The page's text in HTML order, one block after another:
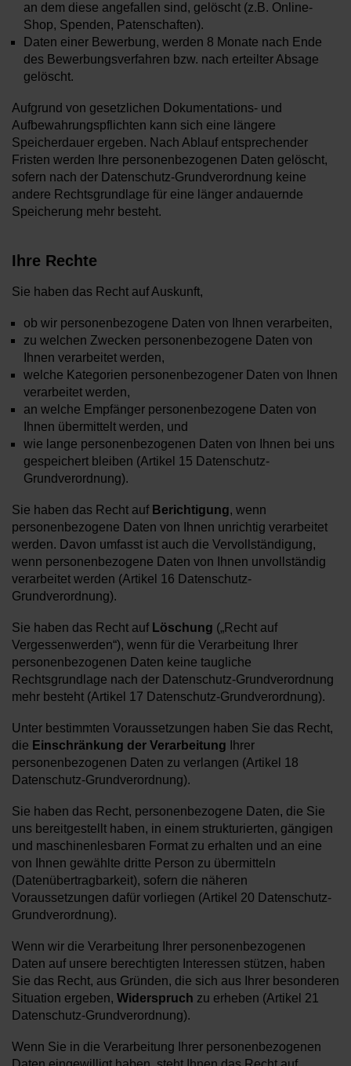
an dem diese angefallen sind, gelöscht (z.B. Online-
Shop, Spenden, Patenschaften).
Daten einer Bewerbung, werden 8 Monate nach Ende
des Bewerbungsverfahren bzw. nach erteilter Absage
gelöscht.
Aufgrund von gesetzlichen Dokumentations- und
Aufbewahrungspflichten kann sich eine längere
Speicherdauer ergeben. Nach Ablauf entsprechender
Fristen werden Ihre personenbezogenen Daten gelöscht,
sofern nach der Datenschutz-Grundverordnung keine
andere Rechtsgrundlage für eine länger andauernde
Speicherung mehr besteht.
Ihre Rechte
Sie haben das Recht auf Auskunft,
ob wir personenbezogene Daten von Ihnen verarbeiten,
zu welchen Zwecken personenbezogene Daten von
Ihnen verarbeitet werden,
welche Kategorien personenbezogener Daten von Ihnen
verarbeitet werden,
an welche Empfänger personenbezogene Daten von
Ihnen übermittelt werden, und
wie lange personenbezogenen Daten von Ihnen bei uns
gespeichert bleiben (Artikel 15 Datenschutz-
Grundverordnung).
Sie haben das Recht auf Berichtigung, wenn
personenbezogene Daten von Ihnen unrichtig verarbeitet
werden. Davon umfasst ist auch die Vervollständigung,
wenn personenbezogene Daten von Ihnen unvollständig
verarbeitet werden (Artikel 16 Datenschutz-
Grundverordnung).
Sie haben das Recht auf Löschung („Recht auf
Vergessenwerden“), wenn für die Verarbeitung Ihrer
personenbezogenen Daten keine taugliche
Rechtsgrundlage nach der Datenschutz-Grundverordnung
mehr besteht (Artikel 17 Datenschutz-Grundverordnung).
Unter bestimmten Voraussetzungen haben Sie das Recht,
die Einschränkung der Verarbeitung Ihrer
personenbezogenen Daten zu verlangen (Artikel 18
Datenschutz-Grundverordnung).
Sie haben das Recht, personenbezogene Daten, die Sie
uns bereitgestellt haben, in einem strukturierten, gängigen
und maschinenlesbaren Format zu erhalten und an eine
von Ihnen gewählte dritte Person zu übermitteln
(Datenübertragbarkeit), sofern die näheren
Voraussetzungen dafür vorliegen (Artikel 20 Datenschutz-
Grundverordnung).
Wenn wir die Verarbeitung Ihrer personenbezogenen
Daten auf unsere berechtigten Interessen stützen, haben
Sie das Recht, aus Gründen, die sich aus Ihrer besonderen
Situation ergeben, Widerspruch zu erheben (Artikel 21
Datenschutz-Grundverordnung).
Wenn Sie in die Verarbeitung Ihrer personenbezogenen